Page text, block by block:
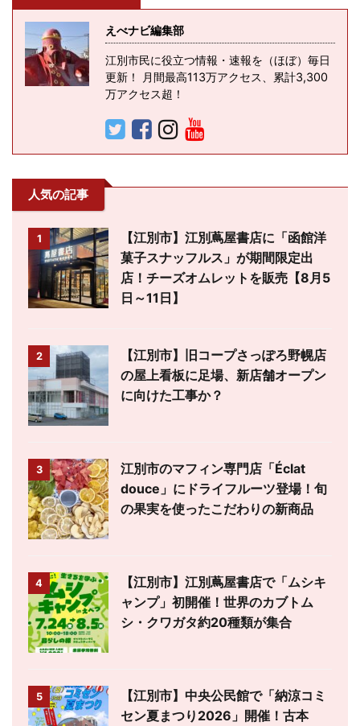
えべナビ編集部
江別市民に役立つ情報・速報を（ほぼ）毎日
更新！ 月間最高113万アクセス、累計3,300
万アクセス超！
人気の記事
1
【江別市】江別蔦屋書店に「函館洋
菓子スナッフルス」が期間限定出
店！チーズオムレットを販売【8月5
日～11日】
2
【江別市】旧コープさっぽろ野幌店
の屋上看板に足場、新店舗オープン
に向けた工事か？
3
江別市のマフィン専門店「Éclat
douce」にドライフルーツ登場！旬
の果実を使ったこだわりの新商品
4
【江別市】江別蔦屋書店で「ムシキ
ャンプ」初開催！世界のカブトム
シ・クワガタ約20種類が集合
5
【江別市】中央公民館で「納涼コミ
セン夏まつり2026」開催！古本